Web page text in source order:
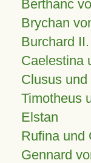
Berthanc
Brychan
Burchard
Caelestina
Clusus
Timotheus
Elstan
Rufina und
Gennard